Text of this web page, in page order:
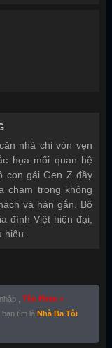
nhà chỉ vỏn vẹn
họa mối quan hệ
con gái Gen Z đầy
chạm trong không
và hàn gắn. Bộ
đình Việt hiện đại,
, Tên Phim +
bạn tìm là Nhà Ba Tôi